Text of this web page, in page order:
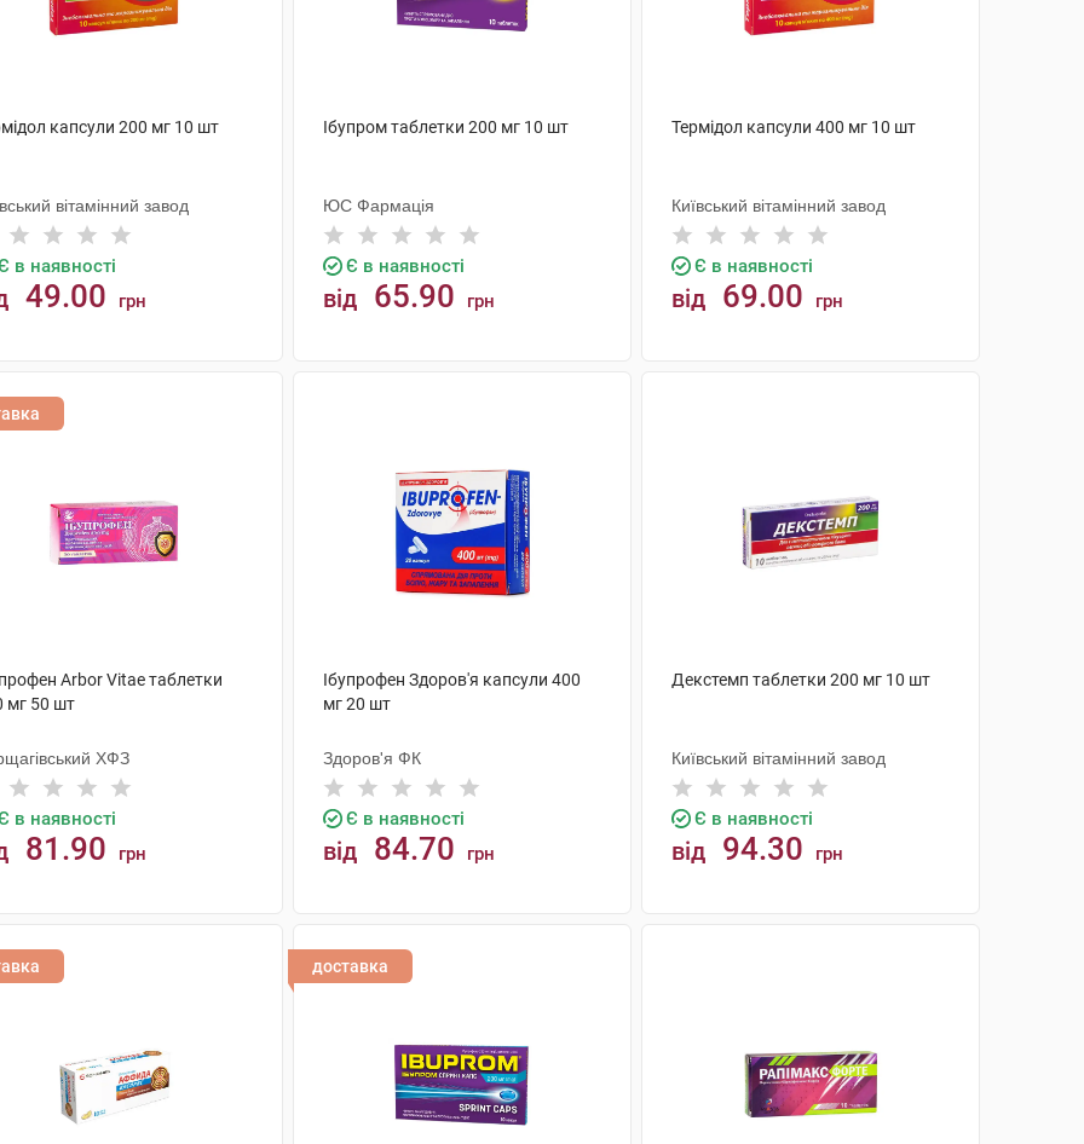
капсули 200 мг 10 шт
вітамінний завод
в наявності
49.00 грн
Ібупром таблетки 200 мг 10 шт
ЮС Фармація
Є в наявності
від 65.90 грн
Термідол капсули 400 мг 10 шт
Київський вітамінний завод
Є в наявності
від 69.00 грн
Arbor Vitae таблетки
мг 50 шт
ХФЗ
в наявності
81.90 грн
Ібупрофен Здоров'я капсули 400
мг 20 шт
Здоров'я ФК
Є в наявності
від 84.70 грн
Декстемп таблетки 200 мг 10 шт
Київський вітамінний завод
Є в наявності
від 94.30 грн
доставка